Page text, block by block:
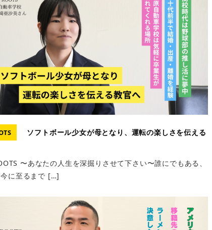
ソフトボール少女が母となり、運転の楽しさを伝える
〜あなたの人生を深掘りさせて下さい〜誰にでもある、
に至るまで […]